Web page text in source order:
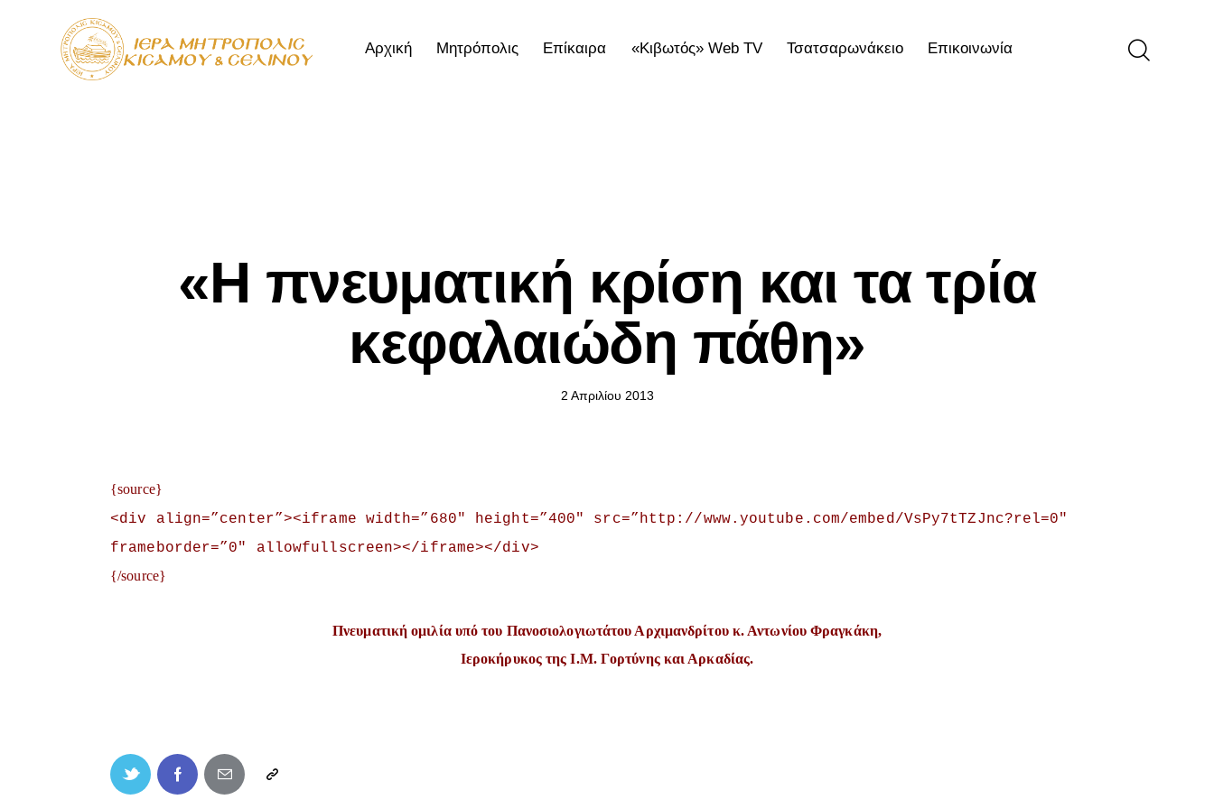
Αρχική Μητρόπολις Επίκαιρα «Κιβωτός» Web TV Τσατσαρωνάκειο Επικοινωνία
«Η πνευματική κρίση και τα τρία
κεφαλαιώδη πάθη»
2 Απριλίου 2013
{source}
<div align=”center”><iframe width=”680″ height=”400″ src=”http://www.youtube.com/embed/VsPy7tTZJnc?rel=0″
frameborder=”0″ allowfullscreen></iframe></div>
{/source}
Πνευματική ομιλία υπό του Πανοσιολογιωτάτου Αρχιμανδρίτου κ. Αντωνίου Φραγκάκη,
Ιεροκήρυκος της Ι.Μ. Γορτύνης και Αρκαδίας.